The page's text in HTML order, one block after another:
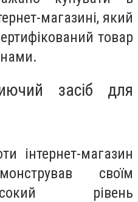
магазині, який
товар
засіб для
інтернет-магазин
своїм
рівень